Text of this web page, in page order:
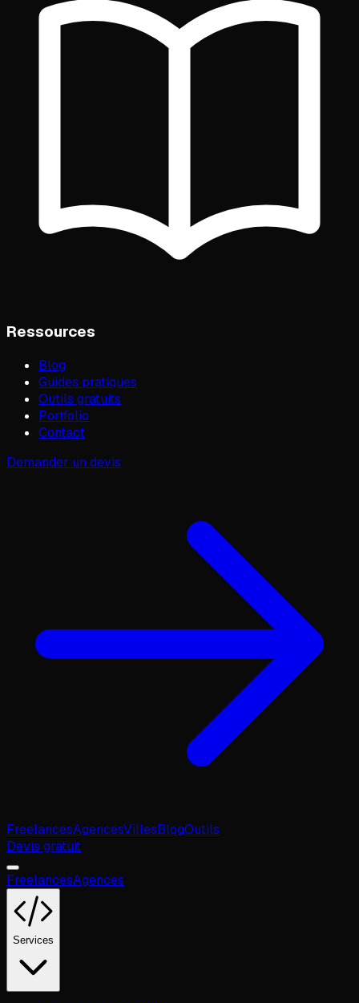
Ressources
Blog
Guides pratiques
Outils gratuits
Portfolio
Contact
Demander un devis
FreelancesAgencesVillesBlogOutils
Devis gratuit
FreelancesAgences
Services